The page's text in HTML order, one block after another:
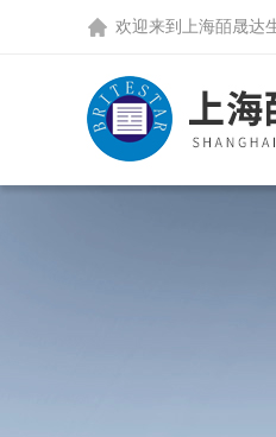
欢迎来到 上海皕晟达